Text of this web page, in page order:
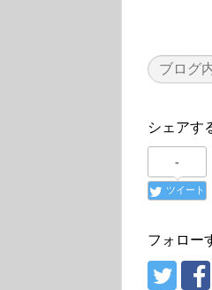
シェアす
-
ツイート
フォロー